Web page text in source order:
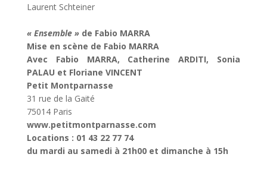
Laurent Schteiner
« Ensemble »de Fabio MARRA
Mise en scène de Fabio MARRA
Avec Fabio MARRA, Catherine ARDITI, Sonia
PALAU et Floriane VINCENT
Petit Montparnasse
31 rue de la Gaité
75014 Paris
www.petitmontparnasse.com
Locations : 01 43 22 77 74
du mardi au samedi à 21h00 et dimanche à 15h